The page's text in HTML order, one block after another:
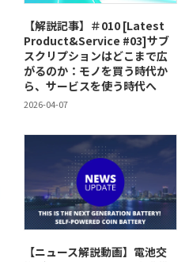
【解説記事】＃010 [Latest
Product&Service #03]サブ
スクリプションはどこまで広
がるのか：モノを買う時代か
ら、サービスを使う時代へ
2026-04-07
【ニュース解説動画】電池交